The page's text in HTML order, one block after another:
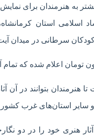
به هنرمندان برای
اسلامی استان
کودکان سرطانی در میدان
هنرمندان بتوانند در آن
استان‌های غرب کشور
هنری خود را در دو